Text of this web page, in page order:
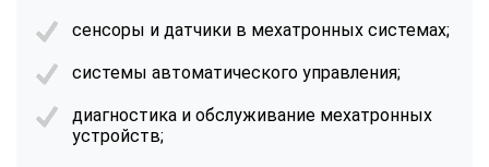
сенсоры и датчики в мехатронных системах;
системы автоматического управления;
диагностика и обслуживание мехатронных
устройств;